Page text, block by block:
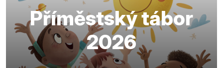
Příměstský tábor
2026